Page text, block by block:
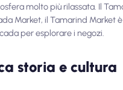
molto più rilassata. Il
Market, il Tamarind
per esplorare i negozi.
storia e cultura